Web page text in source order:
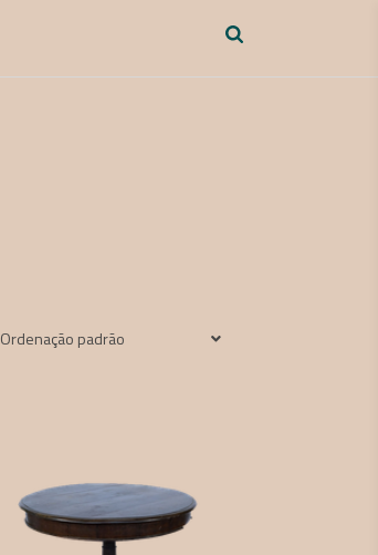
Ordenação padrão